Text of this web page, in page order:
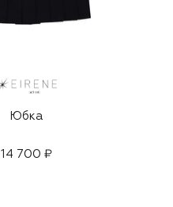
Юбка
14 700 ₽